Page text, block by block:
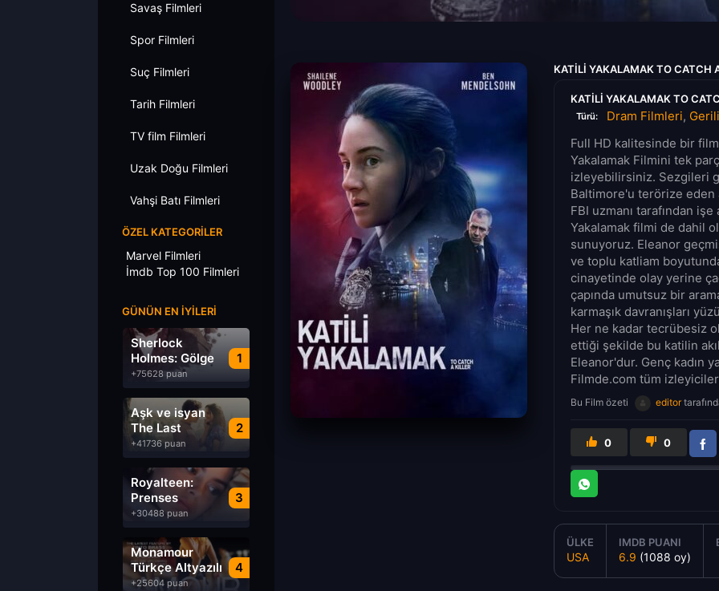
Savaş Filmleri
Spor Filmleri
Suç Filmleri
Tarih Filmleri
TV film Filmleri
Uzak Doğu Filmleri
Vahşi Batı Filmleri
ÖZEL KATEGORILER
Marvel Filmleri
İmdb Top 100 Filmleri
GÜNÜN EN İYILERI
1
Sherlock
Holmes: Gölge
Oyunları
+75628 puan
2
Aşk ve isyan
The Last
Parasido izle
+41736 puan
3
Royalteen:
Prenses
Margrethe izle
+30488 puan
4
Monamour
Türkçe Altyazılı
izle
+25604 puan
KATILI YAKALAMAK TO CATCH
KATILI YAKALAMAK TO
Türü: Dram Filmleri,
Full HD kalitesinde bir
Yakalamak Filmini tek
izleyebilirsiniz. Sezgileri
Baltimore'u terörize
FBI uzmanı tarafından
Yakalamak filmi de dahil
sunuyoruz. Eleanor
ve toplu katliam
cinayetinde olay yerine
çapında umutsuz bir
karmaşık davranışları
Her ne kadar tecrübesiz
ettiği şekilde bu katilin
Eleanor'dur. Genç kadın
Filmde.com tüm
Bu Film özeti editor
0 0
ÜLKE
USA
IMDB PUANI
6.9 (1088 oy)